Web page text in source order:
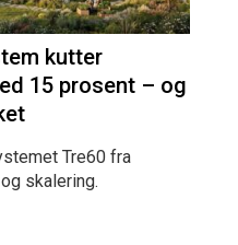
kutter
15 prosent – og
Tre60 fra
skalering.